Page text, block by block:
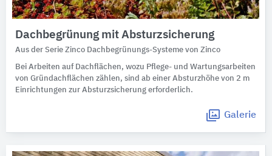
Dachbegrünung mit Absturzsicherung
Aus der Serie Zinco Dachbegrünungs-Systeme von Zinco
Bei Arbeiten auf Dachflächen, wozu Pflege- und Wartungsarbeiten
von Gründachflächen zählen, sind ab einer Absturzhöhe von 2 m
Einrichtungen zur Absturzsicherung erforderlich.
Galerie